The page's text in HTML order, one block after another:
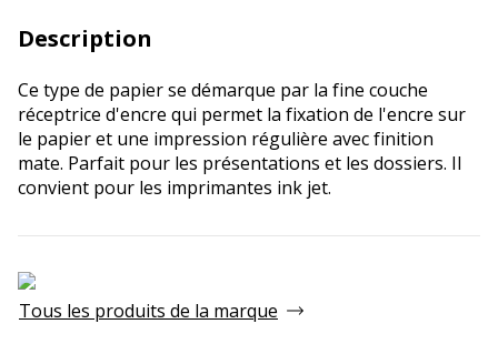
Description
Ce type de papier se démarque par la fine couche
réceptrice d'encre qui permet la fixation de l'encre sur
le papier et une impression régulière avec finition
mate. Parfait pour les présentations et les dossiers. Il
convient pour les imprimantes ink jet.
Tous les produits de la marque